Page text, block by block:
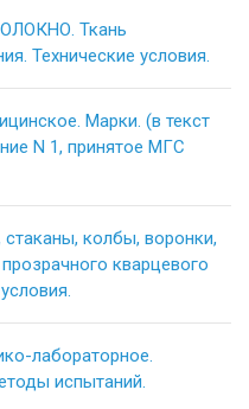
Ткань
Технические условия.
Марки. (в текст
N 1, принятое МГС
колбы, воронки,
кварцевого
лабораторное.
испытаний.